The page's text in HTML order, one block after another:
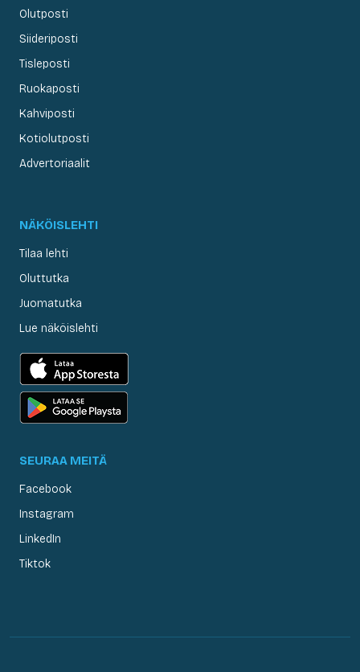
Olutposti
Siideriposti
Tisleposti
Ruokaposti
Kahviposti
Kotiolutposti
Advertoriaalit
NÄKÖISLEHTI
Tilaa lehti
Oluttutka
Juomatutka
Lue näköislehti
SEURAA MEITÄ
Facebook
Instagram
LinkedIn
Tiktok